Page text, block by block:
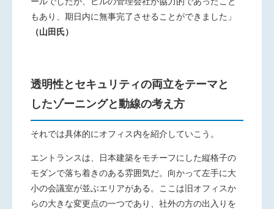
もあり、期日内に無事完了させることができました」
（山田氏）
透明性とセキュリティの両立をテーマと
したゾーニングと動線の考え方
それでは具体的にオフィス内を紹介していこう。
エントランスは、日本建築をモチーフにした縦格子の
モダンで落ち着きのある雰囲気だ。向かって左手に大
小の会議室が並ぶエリアがある。ここは旧オフィスか
らの大きな変更点の一つであり、社外の方の出入りを